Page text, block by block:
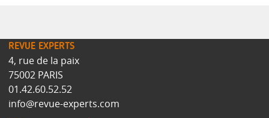
REVUE EXPERTS
4, rue de la paix
75002 PARIS
01.42.60.52.52
info@revue-experts.com